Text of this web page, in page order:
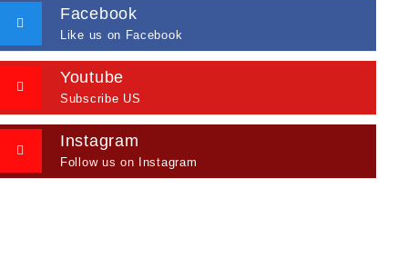
Facebook
Like us on Facebook
Youtube
Subscribe US
Instagram
Follow us on Instagram